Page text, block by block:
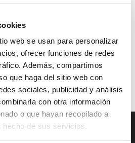
web se usan para personalizar
ofrecer funciones de redes
Además, compartimos
que haga del sitio web con
sociales, publicidad y análisis
con otra información
o que hayan recopilado a
hecho de sus servicios.
testimonios